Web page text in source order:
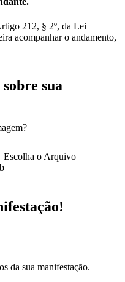
212, § 2º, da Lei
acompanhar o andamento,
sua
Escolha o Arquivo
da sua manifestação.